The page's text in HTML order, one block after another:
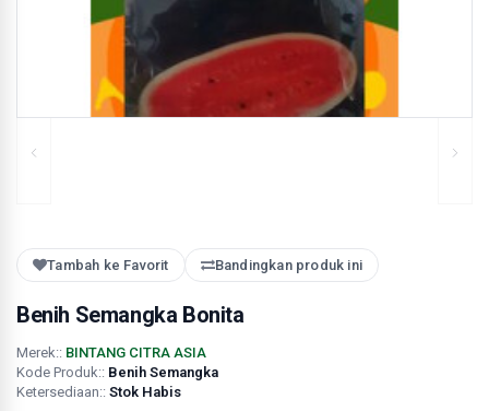
Tambah ke Favorit Bandingkan produk ini
Benih Semangka Bonita
Merek:: BINTANG CITRA ASIA
Kode Produk:: Benih Semangka
Ketersediaan:: Stok Habis